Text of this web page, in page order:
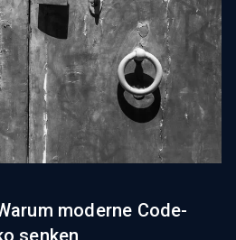
moderne Code-